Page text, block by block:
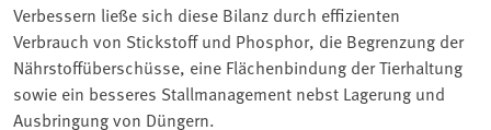
Verbessern ließe sich diese Bilanz durch effizienten
Verbrauch von Stickstoff und Phosphor, die Begrenzung der
Nährstoffüberschüsse, eine Flächenbindung der Tierhaltung
sowie ein besseres Stallmanagement nebst Lagerung und
Ausbringung von Düngern.